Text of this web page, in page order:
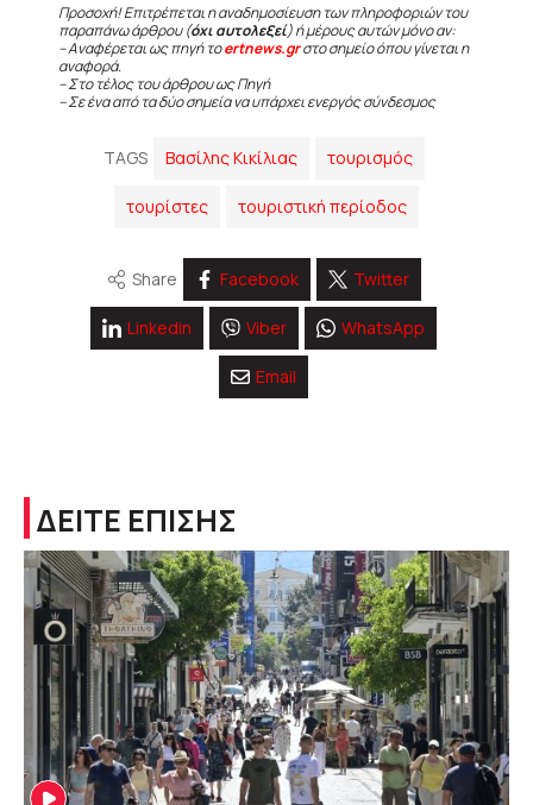
Προσοχή! Επιτρέπεται η αναδημοσίευση των πληροφοριών του
παραπάνω άρθρου (όχι αυτολεξεί) ή μέρους αυτών μόνο αν:
– Αναφέρεται ως πηγή τοertnews.grστο σημείο όπου γίνεται η
αναφορά.
– Στο τέλος του άρθρου ως Πηγή
– Σε ένα από τα δύο σημεία να υπάρχει ενεργός σύνδεσμος
TAGS Βασίλης Κικίλιας τουρισμός
τουρίστες τουριστική περίοδος
Share Facebook Twitter
Linkedin Viber WhatsApp
Email
ΔΕΙΤΕ ΕΠΙΣΗΣ